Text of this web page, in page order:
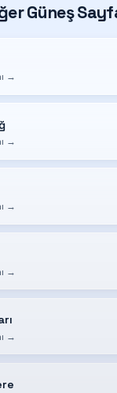
Güneş
→
→
→
→
→